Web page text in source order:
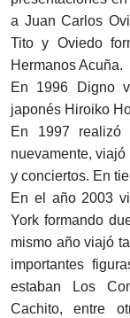
a Juan Carlos
Tito y Oviedo
Hermanos Acuña.
En 1996 Digno
japonés Hiroiko
En 1997 realizó
nuevamente,
y conciertos. En
En el año 2003
York formando
mismo año viajó
importantes
estaban Los
Cachito, entre